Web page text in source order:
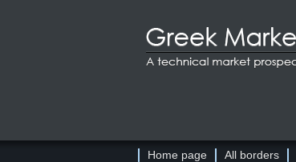
Home page All borders